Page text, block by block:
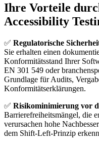
Ihre Vorteile
Accessibility
✅ Regulatorische
Sie erhalten einen
Konformitätsstand Ihrer
EN 301 549 oder
Grundlage für Audits,
Konformitätserklärungen.
✅ Risikominimierung vor
Barrierefreiheitsmängel, die
verursachen hohe
dem Shift-Left-Prinzip